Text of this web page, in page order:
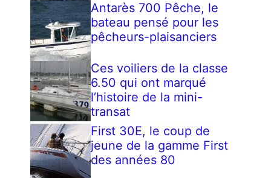
Antarès 700 Pêche, le
bateau pensé pour les
pêcheurs-plaisanciers
Ces voiliers de la classe
6.50 qui ont marqué
l’histoire de la mini-
transat
First 30E, le coup de
jeune de la gamme First
des années 80